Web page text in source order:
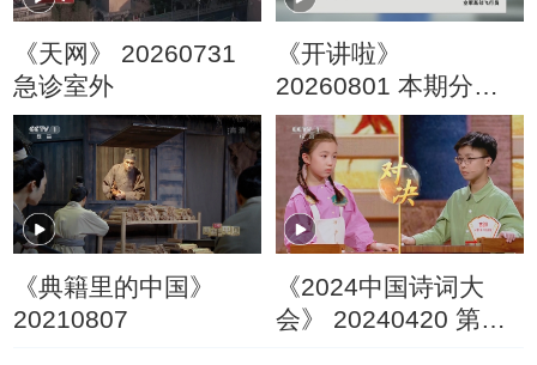
《天网》 20260731
急诊室外
《开讲啦》
20260801 本期分享
者：张凯
《典籍里的中国》
20210807
《2024中国诗词大
会》 20240420 第七